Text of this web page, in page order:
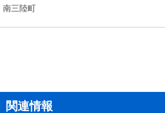
南三陸町
関連情報